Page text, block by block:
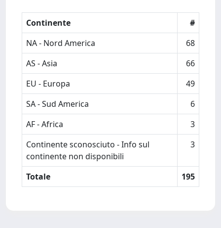
Continente
#
NA - Nord America
68
AS - Asia
66
EU - Europa
49
SA - Sud America
6
AF - Africa
3
Continente sconosciuto - Info sul
continente non disponibili
3
Totale 195